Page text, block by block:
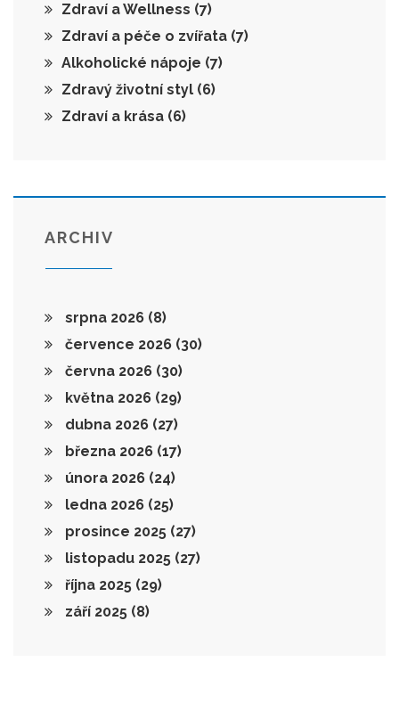
Zdraví a Wellness (7)
Zdraví a péče o zvířata (7)
Alkoholické nápoje (7)
Zdravý životní styl (6)
Zdraví a krása (6)
ARCHIV
srpna 2026 (8)
července 2026 (30)
června 2026 (30)
května 2026 (29)
dubna 2026 (27)
března 2026 (17)
února 2026 (24)
ledna 2026 (25)
prosince 2025 (27)
listopadu 2025 (27)
října 2025 (29)
září 2025 (8)